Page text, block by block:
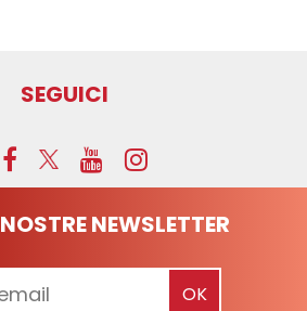
SEGUICI
NEWSLETTER